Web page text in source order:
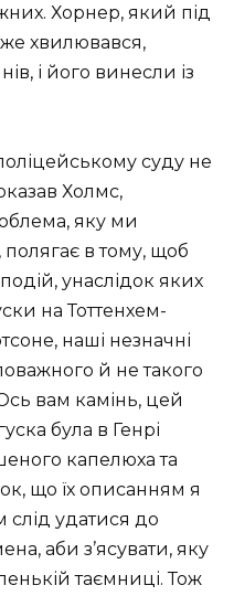
Хорнер, який під
хвилювався,
і його винесли із
суду не
Холмс,
яку ми
полягає в тому, щоб
унаслідок яких
на Тоттенхем-
наші незначні
й не такого
вам камінь, цей
була в Генрі
капелюха та
що їх описанням я
удатися до
аби з’ясувати, яку
таємниці. Тож